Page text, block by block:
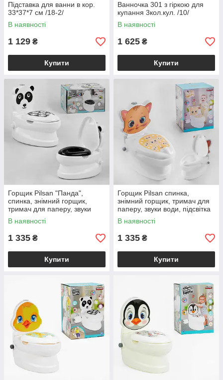
Підставка для ванни в кор.
33*37*7 см /18-2/
В наявності
1 129 ₴
Купити
Ванночка 301 з гіркою для
купання 3кол.кул. /10/
В наявності
1 625 ₴
Купити
Горщик Pilsan "Панда",
спинка, знімний горщик,
тримач для паперу, звуки
води, підсвічування кнопки, в
кор. /4/
В наявності
1 335 ₴
Купити
Горщик Pilsan спинка,
знімний горщик, тримач для
паперу, звуки води, підсвітка
кнопки, у кор. /4/
В наявності
1 335 ₴
Купити